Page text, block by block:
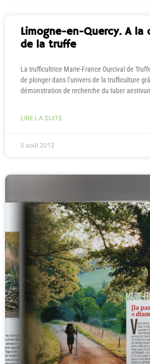
Limogne-en-Quercy. A la
de la truffe
La trufficultrice Marie-France Ourcival de
de plonger dans l’univers de la trufficulture
démonstration de recherche du tuber
LIRE LA SUITE
5 août 2013